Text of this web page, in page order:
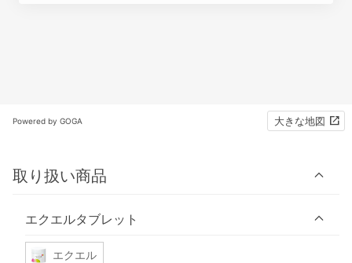
Powered by GOGA 大きな地図
取り扱い商品
エクエルタブレット
エクエル